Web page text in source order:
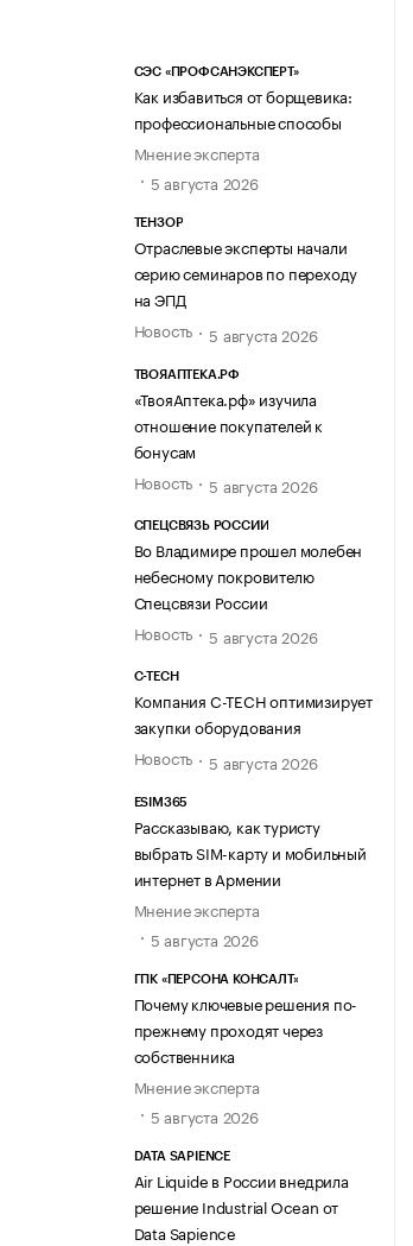
СЭС «ПРОФСАНЭКСПЕРТ»
Как избавиться от борщевика:
профессиональные способы
Мнение эксперта
5 августа 2026
ТЕНЗОР
Отраслевые эксперты начали
серию семинаров по переходу
на ЭПД
Новость
5 августа 2026
ТВОЯАПТЕКА.РФ
«ТвояАптека.рф» изучила
отношение покупателей к
бонусам
Новость
5 августа 2026
СПЕЦСВЯЗЬ РОССИИ
Во Владимире прошел молебен
небесному покровителю
Спецсвязи России
Новость
5 августа 2026
C-TECH
Компания C-TECH оптимизирует
закупки оборудования
Новость
5 августа 2026
ESIM365
Рассказываю, как туристу
выбрать SIM-карту и мобильный
интернет в Армении
Мнение эксперта
5 августа 2026
ГПК «ПЕРСОНА КОНСАЛТ»
Почему ключевые решения по-
прежнему проходят через
собственника
Мнение эксперта
5 августа 2026
DATA SAPIENCE
Air Liquide в России внедрила
решение Industrial Ocean от
Data Sapience